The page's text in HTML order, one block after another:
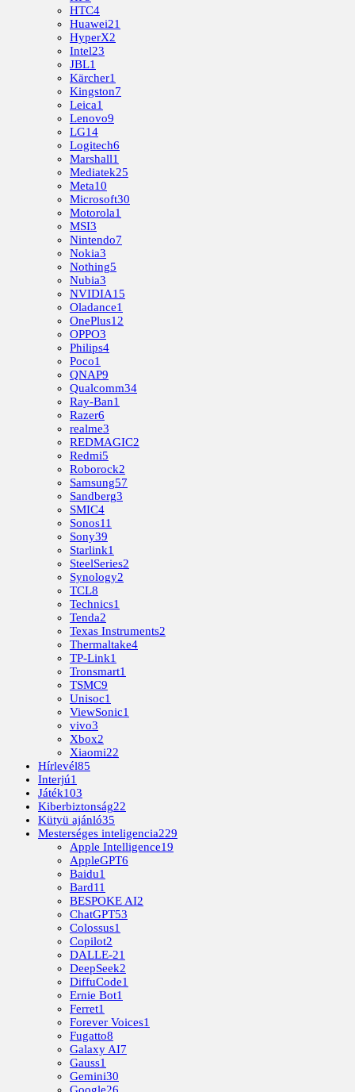
HTC4
Huawei21
HyperX2
Intel23
JBL1
Kärcher1
Kingston7
Leica1
Lenovo9
LG14
Logitech6
Marshall1
Mediatek25
Meta10
Microsoft30
Motorola1
MSI3
Nintendo7
Nokia3
Nothing5
Nubia3
NVIDIA15
Oladance1
OnePlus12
OPPO3
Philips4
Poco1
QNAP9
Qualcomm34
Ray-Ban1
Razer6
realme3
REDMAGIC2
Redmi5
Roborock2
Samsung57
Sandberg3
SMIC4
Sonos11
Sony39
Starlink1
SteelSeries2
Synology2
TCL8
Technics1
Tenda2
Texas Instruments2
Thermaltake4
TP-Link1
Tronsmart1
TSMC9
Unisoc1
ViewSonic1
vivo3
Xbox2
Xiaomi22
Hírlevél85
Interjú1
Játék103
Kiberbiztonság22
Kütyü ajánló35
Mesterséges inteligencia229
Apple Intelligence19
AppleGPT6
Baidu1
Bard11
BESPOKE AI2
ChatGPT53
Colossus1
Copilot2
DALLE-21
DeepSeek2
DiffuCode1
Ernie Bot1
Ferret1
Forever Voices1
Fugatto8
Galaxy AI7
Gauss1
Gemini30